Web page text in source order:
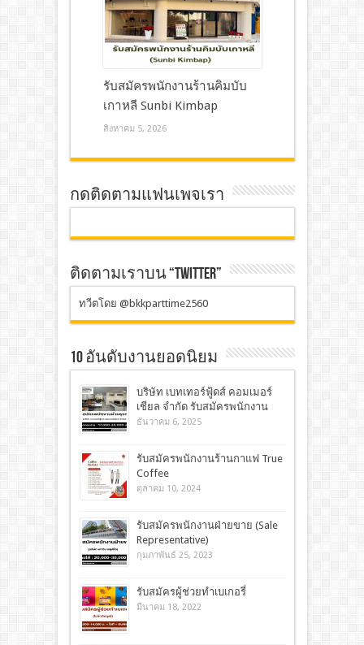
รับสมัครพนักงานร้านคิมบับ
เกาหลี Sunbi Kimbap
สิงหาคม 5, 2026
กดติดตามแฟนเพจเรา
ติดตามเราบน “TWITTER”
ทวีตโดย @bkkparttime2560
10 อันดับงานยอดนิยม
บริษัท เบทเทอร์ฟู้ดส์ คอมเมอร์
เชียล จำกัด รับสมัครพนักงาน
ธันวาคม 6, 2025
รับสมัครพนักงานร้านกาแฟ True
Coffee
ตุลาคม 10, 2024
รับสมัครพนักงานฝ่ายขาย (Sale
Representative)
กุมภาพันธ์ 25, 2023
รับสมัครผู้ช่วยทำเบเกอรี่
มีนาคม 18, 2022